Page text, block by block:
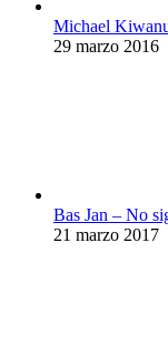
Michael
29 marzo 2016
Bas Jan – No
21 marzo 2017